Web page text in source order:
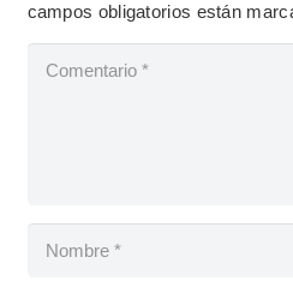
campos obligatorios están